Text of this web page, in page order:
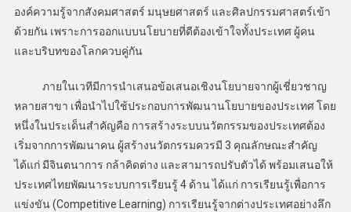
องค์ความรู้จากสังคมศาสตร์ มนุษยศาสตร์ และศิลปกรรมศาสตร์เข้า
ด้วยกัน เพราะการออกแบบนโยบายที่ดีต้องเข้าใจทั้งประเทศ ผู้คน
และบริบทของโลกควบคู่กัน
ภายในเวทีมีการนำเสนอข้อเสนอเชิงนโยบายจากผู้เชี่ยวชาญ
หลายสาขา เพื่อนำไปใช้ประกอบการพัฒนานโยบายของประเทศ โดย
หนึ่งในประเด็นสำคัญคือ การสร้างระบบนวัตกรรมของประเทศต้อง
เริ่มจากการพัฒนาคน ผู้สร้างนวัตกรรมควรมี 3 คุณลักษณะสำคัญ
ได้แก่ มีจินตนาการ กล้าคิดต่าง และสามารถปรับตัวได้ พร้อมเสนอให้
ประเทศไทยพัฒนาระบบการเรียนรู้ 4 ด้าน ได้แก่ การเรียนรู้เพื่อการ
แข่งขัน (Competitive Learning) การเรียนรู้จากต่างประเทศอย่างลึก